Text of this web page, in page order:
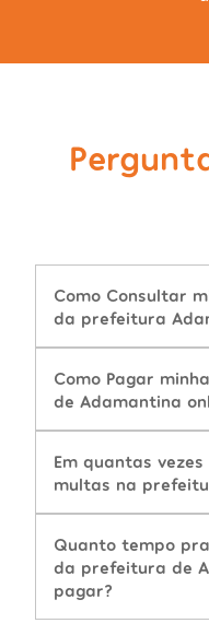
Como Consultar
da prefeitura
Como Pagar
de Adamantina
Em quantas
multas na
Quanto tempo
da prefeitura de
pagar?